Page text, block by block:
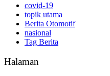
covid-19
topik utama
Berita Otomotif
nasional
Tag Berita
Halaman